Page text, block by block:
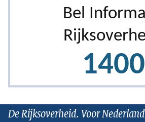
De Rijksoverheid. Voor Nederland